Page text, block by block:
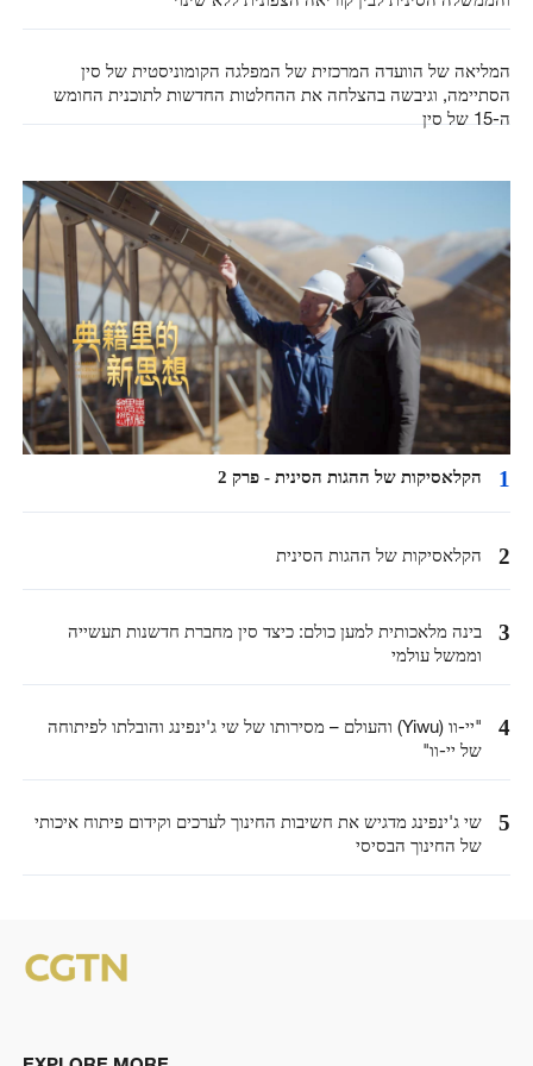
המליאה של הוועדה המרכזית של המפלגה הקומוניסטית של סין
הסתיימה, וגיבשה בהצלחה את ההחלטות החדשות לתוכנית החומש
ה-15 של סין
1 הקלאסיקות של ההגות הסינית - פרק 2
2 הקלאסיקות של ההגות הסינית
3
בינה מלאכותית למען כולם: כיצד סין מחברת חדשנות תעשייה
וממשל עולמי
4
"יי-וו (Yiwu) והעולם – מסירותו של שי ג'ינפינג והובלתו לפיתוחה
של יי-וו"
5
שי ג'ינפינג מדגיש את חשיבות החינוך לערכים וקידום פיתוח איכותי
של החינוך הבסיסי